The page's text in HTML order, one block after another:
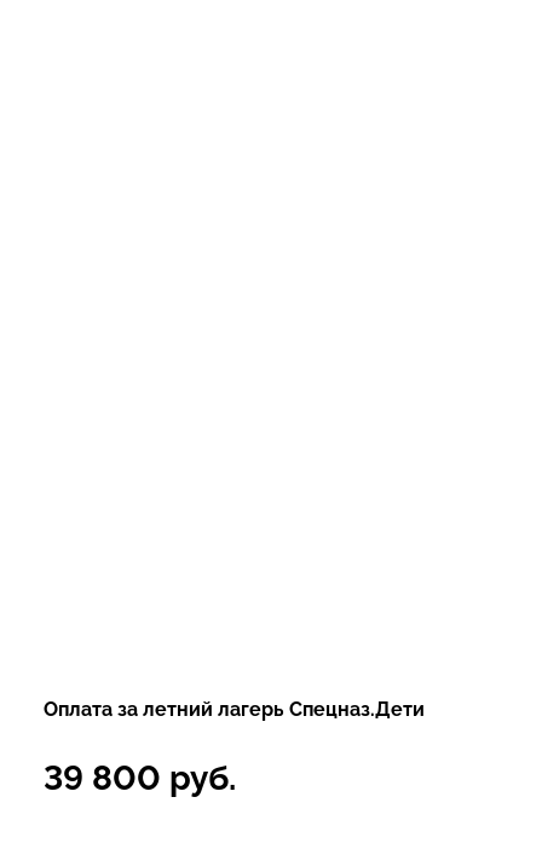
Оплата за летний лагерь Спецназ.Дети
39 800 руб.